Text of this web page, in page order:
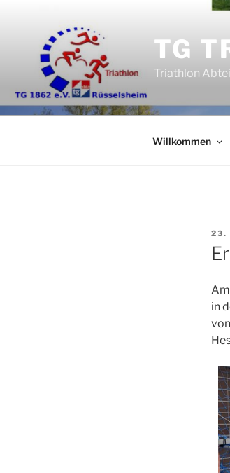
springen
TG
Triathlon
Willkommen
AM
23.
in